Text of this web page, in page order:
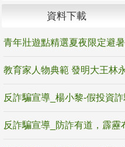
資料下載
反詐騙宣導_楊小黎-假投資